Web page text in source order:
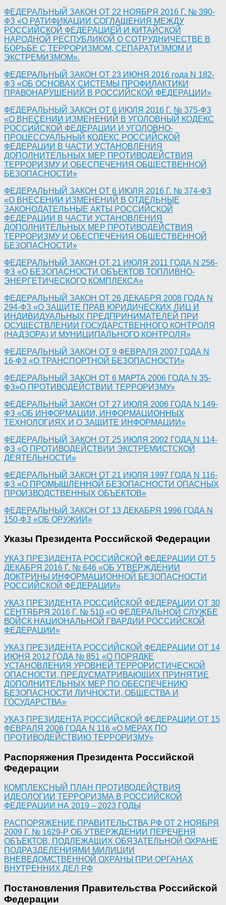
ФЕДЕРАЛЬНЫЙ ЗАКОН ОТ 22 НОЯБРЯ 2016 Г. № 390-
ФЗ «О РАТИФИКАЦИИ СОГЛАШЕНИЯ МЕЖДУ
РОССИЙСКОЙ ФЕДЕРАЦИЕЙ И КИТАЙСКОЙ
НАРОДНОЙ РЕСПУБЛИКОЙ О СОТРУДНИЧЕСТВЕ В
БОРЬБЕ С ТЕРРОРИЗМОМ, СЕПАРАТИЗМОМ И
ЭКСТРЕМИЗМОМ».
ФЕДЕРАЛЬНЫЙ ЗАКОН ОТ 23 ИЮНЯ 2016 года N 182-
ФЗ «ОБ ОСНОВАХ СИСТЕМЫ ПРОФИЛАКТИКИ
ПРАВОНАРУШЕНИЙ В РОССИЙСКОЙ ФЕДЕРАЦИИ»
ФЕДЕРАЛЬНЫЙ ЗАКОН ОТ 6 ИЮЛЯ 2016 Г. № 375-ФЗ
«О ВНЕСЕНИИ ИЗМЕНЕНИЙ В УГОЛОВНЫЙ КОДЕКС
РОССИЙСКОЙ ФЕДЕРАЦИИ И УГОЛОВНО-
ПРОЦЕССУАЛЬНЫЙ КОДЕКС РОССИЙСКОЙ
ФЕДЕРАЦИИ В ЧАСТИ УСТАНОВЛЕНИЯ
ДОПОЛНИТЕЛЬНЫХ МЕР ПРОТИВОДЕЙСТВИЯ
ТЕРРОРИЗМУ И ОБЕСПЕЧЕНИЯ ОБЩЕСТВЕННОЙ
БЕЗОПАСНОСТИ»
ФЕДЕРАЛЬНЫЙ ЗАКОН ОТ 6 ИЮЛЯ 2016 Г. № 374-ФЗ
«О ВНЕСЕНИИ ИЗМЕНЕНИЙ В ОТДЕЛЬНЫЕ
ЗАКОНОДАТЕЛЬНЫЕ АКТЫ РОССИЙСКОЙ
ФЕДЕРАЦИИ В ЧАСТИ УСТАНОВЛЕНИЯ
ДОПОЛНИТЕЛЬНЫХ МЕР ПРОТИВОДЕЙСТВИЯ
ТЕРРОРИЗМУ И ОБЕСПЕЧЕНИЯ ОБЩЕСТВЕННОЙ
БЕЗОПАСНОСТИ»
ФЕДЕРАЛЬНЫЙ ЗАКОН ОТ 21 ИЮЛЯ 2011 ГОДА N 256-
ФЗ «О БЕЗОПАСНОСТИ ОБЪЕКТОВ ТОПЛИВНО-
ЭНЕРГЕТИЧЕСКОГО КОМПЛЕКСА»
ФЕДЕРАЛЬНЫЙ ЗАКОН ОТ 26 ДЕКАБРЯ 2008 ГОДА N
294-ФЗ «О ЗАЩИТЕ ПРАВ ЮРИДИЧЕСКИХ ЛИЦ И
ИНДИВИДУАЛЬНЫХ ПРЕДПРИНИМАТЕЛЕЙ ПРИ
ОСУЩЕСТВЛЕНИИ ГОСУДАРСТВЕННОГО КОНТРОЛЯ
(НАДЗОРА) И МУНИЦИПАЛЬНОГО КОНТРОЛЯ»
ФЕДЕРАЛЬНЫЙ ЗАКОН ОТ 9 ФЕВРАЛЯ 2007 ГОДА N
16-ФЗ «О ТРАНСПОРТНОЙ БЕЗОПАСНОСТИ»
ФЕДЕРАЛЬНЫЙ ЗАКОН ОТ 6 МАРТА 2006 ГОДА N 35-
ФЗ»О ПРОТИВОДЕЙСТВИИ ТЕРРОРИЗМУ»
ФЕДЕРАЛЬНЫЙ ЗАКОН ОТ 27 ИЮЛЯ 2006 ГОДА N 149-
ФЗ «ОБ ИНФОРМАЦИИ, ИНФОРМАЦИОННЫХ
ТЕХНОЛОГИЯХ И О ЗАЩИТЕ ИНФОРМАЦИИ»
ФЕДЕРАЛЬНЫЙ ЗАКОН ОТ 25 ИЮЛЯ 2002 ГОДА N 114-
ФЗ «О ПРОТИВОДЕЙСТВИИ ЭКСТРЕМИСТСКОЙ
ДЕЯТЕЛЬНОСТИ»
ФЕДЕРАЛЬНЫЙ ЗАКОН ОТ 21 ИЮЛЯ 1997 ГОДА N 116-
ФЗ «О ПРОМЫШЛЕННОЙ БЕЗОПАСНОСТИ ОПАСНЫХ
ПРОИЗВОДСТВЕННЫХ ОБЪЕКТОВ»
ФЕДЕРАЛЬНЫЙ ЗАКОН ОТ 13 ДЕКАБРЯ 1996 ГОДА N
150-ФЗ «ОБ ОРУЖИИ»
Указы Президента Российской Федерации
УКАЗ ПРЕЗИДЕНТА РОССИЙСКОЙ ФЕДЕРАЦИИ ОТ 5
ДЕКАБРЯ 2016 Г. № 646 «ОБ УТВЕРЖДЕНИИ
ДОКТРИНЫ ИНФОРМАЦИОННОЙ БЕЗОПАСНОСТИ
РОССИЙСКОЙ ФЕДЕРАЦИИ»
УКАЗ ПРЕЗИДЕНТА РОССИЙСКОЙ ФЕДЕРАЦИИ ОТ 30
СЕНТЯБРЯ 2016 Г. № 510 «О ФЕДЕРАЛЬНОЙ СЛУЖБЕ
ВОЙСК НАЦИОНАЛЬНОЙ ГВАРДИИ РОССИЙСКОЙ
ФЕДЕРАЦИИ»
УКАЗ ПРЕЗИДЕНТА РОССИЙСКОЙ ФЕДЕРАЦИИ ОТ 14
ИЮНЯ 2012 ГОДА № 851 «О ПОРЯДКЕ
УСТАНОВЛЕНИЯ УРОВНЕЙ ТЕРРОРИСТИЧЕСКОЙ
ОПАСНОСТИ, ПРЕДУСМАТРИВАЮЩИХ ПРИНЯТИЕ
ДОПОЛНИТЕЛЬНЫХ МЕР ПО ОБЕСПЕЧЕНИЮ
БЕЗОПАСНОСТИ ЛИЧНОСТИ, ОБЩЕСТВА И
ГОСУДАРСТВА»
УКАЗ ПРЕЗИДЕНТА РОССИЙСКОЙ ФЕДЕРАЦИИ ОТ 15
ФЕВРАЛЯ 2006 ГОДА N 116 «О МЕРАХ ПО
ПРОТИВОДЕЙСТВИЮ ТЕРРОРИЗМУ»
Распоряжения Президента Российской
Федерации
КОМПЛЕКСНЫЙ ПЛАН ПРОТИВОДЕЙСТВИЯ
ИДЕОЛОГИИ ТЕРРОРИЗМА В РОССИЙСКОЙ
ФЕДЕРАЦИИ НА 2019 – 2023 ГОДЫ
РАСПОРЯЖЕНИЕ ПРАВИТЕЛЬСТВА РФ ОТ 2 НОЯБРЯ
2009 Г. № 1629-Р ОБ УТВЕРЖДЕНИИ ПЕРЕЧЕНЯ
ОБЪЕКТОВ, ПОДЛЕЖАЩИХ ОБЯЗАТЕЛЬНОЙ ОХРАНЕ
ПОДРАЗДЕЛЕНИЯМИ МИЛИЦИИ
ВНЕВЕДОМСТВЕННОЙ ОХРАНЫ ПРИ ОРГАНАХ
ВНУТРЕННИХ ДЕЛ РФ
Постановления Правительства Российской
Федерации